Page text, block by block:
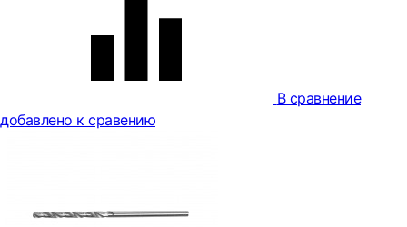
В сравнение
добавлено к сравению